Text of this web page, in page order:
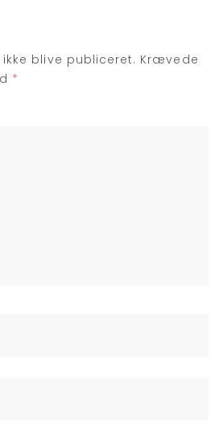
blive publiceret. Krævede
*